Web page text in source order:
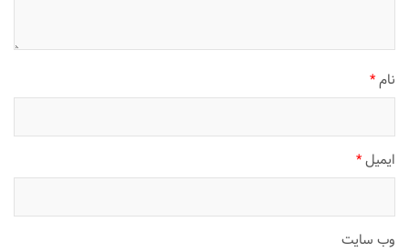
نام*
ایمیل*
وب‌ سایت